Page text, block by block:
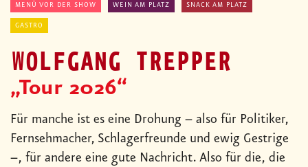
MENÜ VOR DER SHOW WEIN AM PLATZ SNACK AM PLATZ
GASTRO
WOLFGANG TREPPER
„Tour 2026“
Für manche ist es eine Drohung – also für Politiker,
Fernsehmacher, Schlagerfreunde und ewig Gestrige
–, für andere eine gute Nachricht. Also für die, die